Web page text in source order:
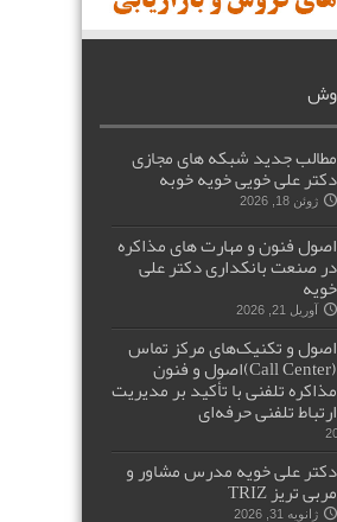
مطالب جدید شبکه های مجازی
دکتر علی خویی خویه خوبه
ژوئن 18, 2026
اصول فنون و مهارت های مذاکره
در صنعت بانکداری دکتر علی
خویه
آوریل 21, 2026
اصول و تکنیک‌های مرکز تماس
(Call Center)اصول و فنون
مذاکره تلفنی با تأکید بر مدیریت
ارتباط تلفنی حرفه‌ای
دکتر علی خویه مدرس مشاور و
مربی تریز TRIZ
ژانویه 31, 2026